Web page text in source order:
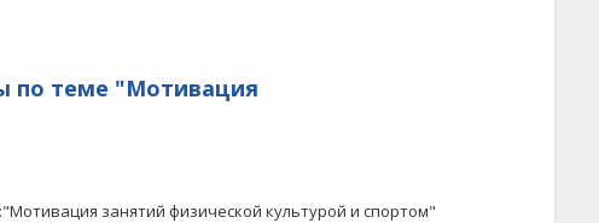
по теме "Мотивация
занятий физической культурой и спортом"